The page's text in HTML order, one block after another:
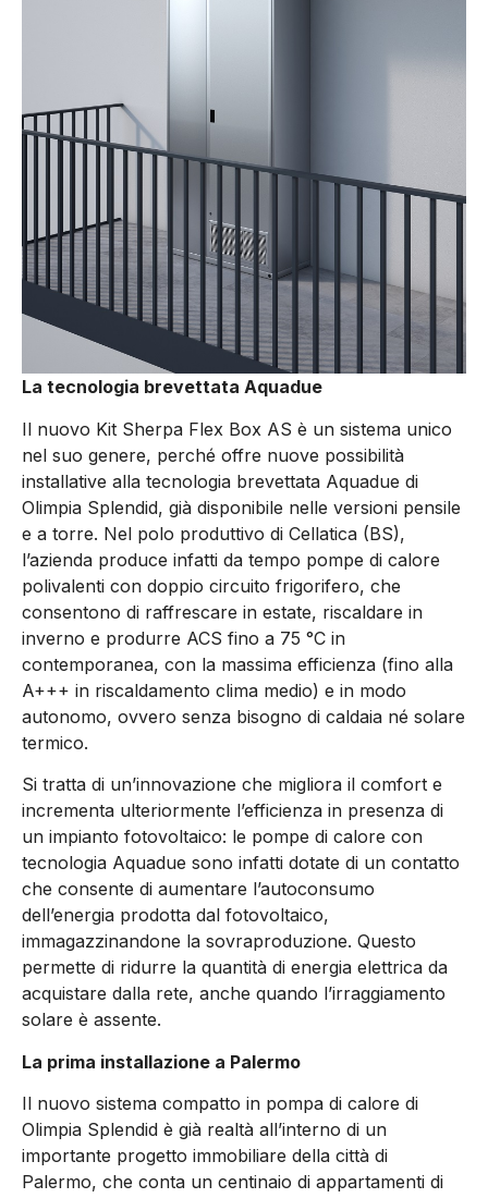
La tecnologia brevettata Aquadue
Il nuovo Kit Sherpa Flex Box AS è un sistema unico
nel suo genere, perché offre nuove possibilità
installative alla tecnologia brevettata Aquadue di
Olimpia Splendid, già disponibile nelle versioni pensile
e a torre. Nel polo produttivo di Cellatica (BS),
l’azienda produce infatti da tempo pompe di calore
polivalenti con doppio circuito frigorifero, che
consentono di raffrescare in estate, riscaldare in
inverno e produrre ACS fino a 75 °C in
contemporanea, con la massima efficienza (fino alla
A+++ in riscaldamento clima medio) e in modo
autonomo, ovvero senza bisogno di caldaia né solare
termico.
Si tratta di un’innovazione che migliora il comfort e
incrementa ulteriormente l’efficienza in presenza di
un impianto fotovoltaico: le pompe di calore con
tecnologia Aquadue sono infatti dotate di un contatto
che consente di aumentare l’autoconsumo
dell’energia prodotta dal fotovoltaico,
immagazzinandone la sovraproduzione. Questo
permette di ridurre la quantità di energia elettrica da
acquistare dalla rete, anche quando l’irraggiamento
solare è assente.
La prima installazione a Palermo
Il nuovo sistema compatto in pompa di calore di
Olimpia Splendid è già realtà all’interno di un
importante progetto immobiliare della città di
Palermo, che conta un centinaio di appartamenti di